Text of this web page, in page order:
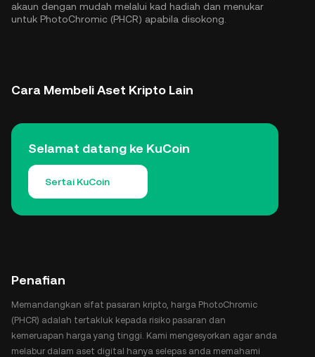
akaun dengan mudah melalui kad hadiah dan menukar
untuk PhotoChromic (PHCR) apabila disokong.
Cara Membeli Aset Kripto Lain
Selamat datang ke KuCoin
Sertai KuCoin
Penafian
Memandangkan sifat pasaran kripto, harga PhotoChromic
(PHCR) adalah tertakluk kepada risiko pasaran dan
kemeruapan harga yang tinggi. Kami mengesyorkan agar anda
melabur dalam aset digital hanya selepas anda memahami